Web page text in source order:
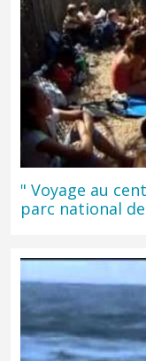
" Voyage au
parc national